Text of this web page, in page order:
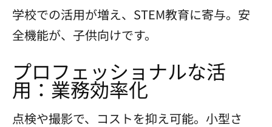
学校での活用が増え、STEM教育に寄与。安
全機能が、子供向けです。
プロフェッショナルな活
用：業務効率化
点検や撮影で、コストを抑え可能。小型さ